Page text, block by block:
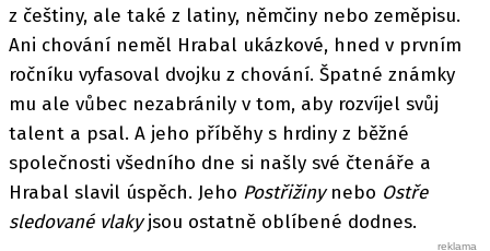
z češtiny, ale také z latiny, němčiny nebo zeměpisu.
Ani chování neměl Hrabal ukázkové, hned v prvním
ročníku vyfasoval dvojku z chování. Špatné známky
mu ale vůbec nezabránily v tom, aby rozvíjel svůj
talent a psal. A jeho příběhy s hrdiny z běžné
společnosti všedního dne si našly své čtenáře a
Hrabal slavil úspěch. Jeho Postřižinynebo Ostře
sledované vlakyjsou ostatně oblíbené dodnes.